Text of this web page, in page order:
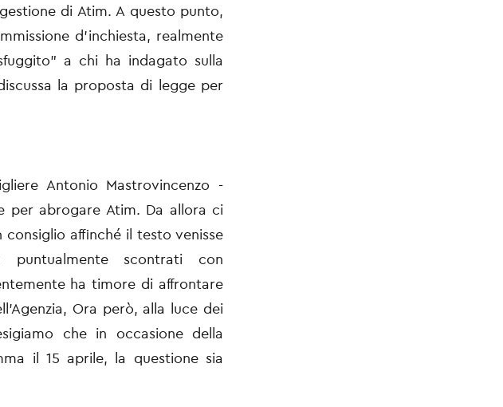
di Atim. A questo punto,
d’inchiesta, realmente
a chi ha indagato sulla
la proposta di legge per
Antonio Mastrovincenzo -
per abrogare Atim. Da allora ci
affinché il testo venisse
scontrati con
ha timore di affrontare
Ora però, alla luce dei
che in occasione della
il 15 aprile, la questione sia